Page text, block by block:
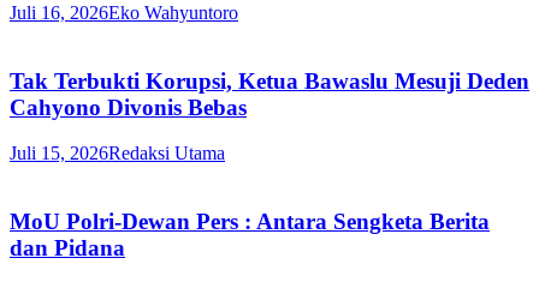
Juli 16, 2026Eko Wahyuntoro
Tak Terbukti Korupsi, Ketua Bawaslu Mesuji Deden
Cahyono Divonis Bebas
Juli 15, 2026Redaksi Utama
MoU Polri-Dewan Pers : Antara Sengketa Berita
dan Pidana